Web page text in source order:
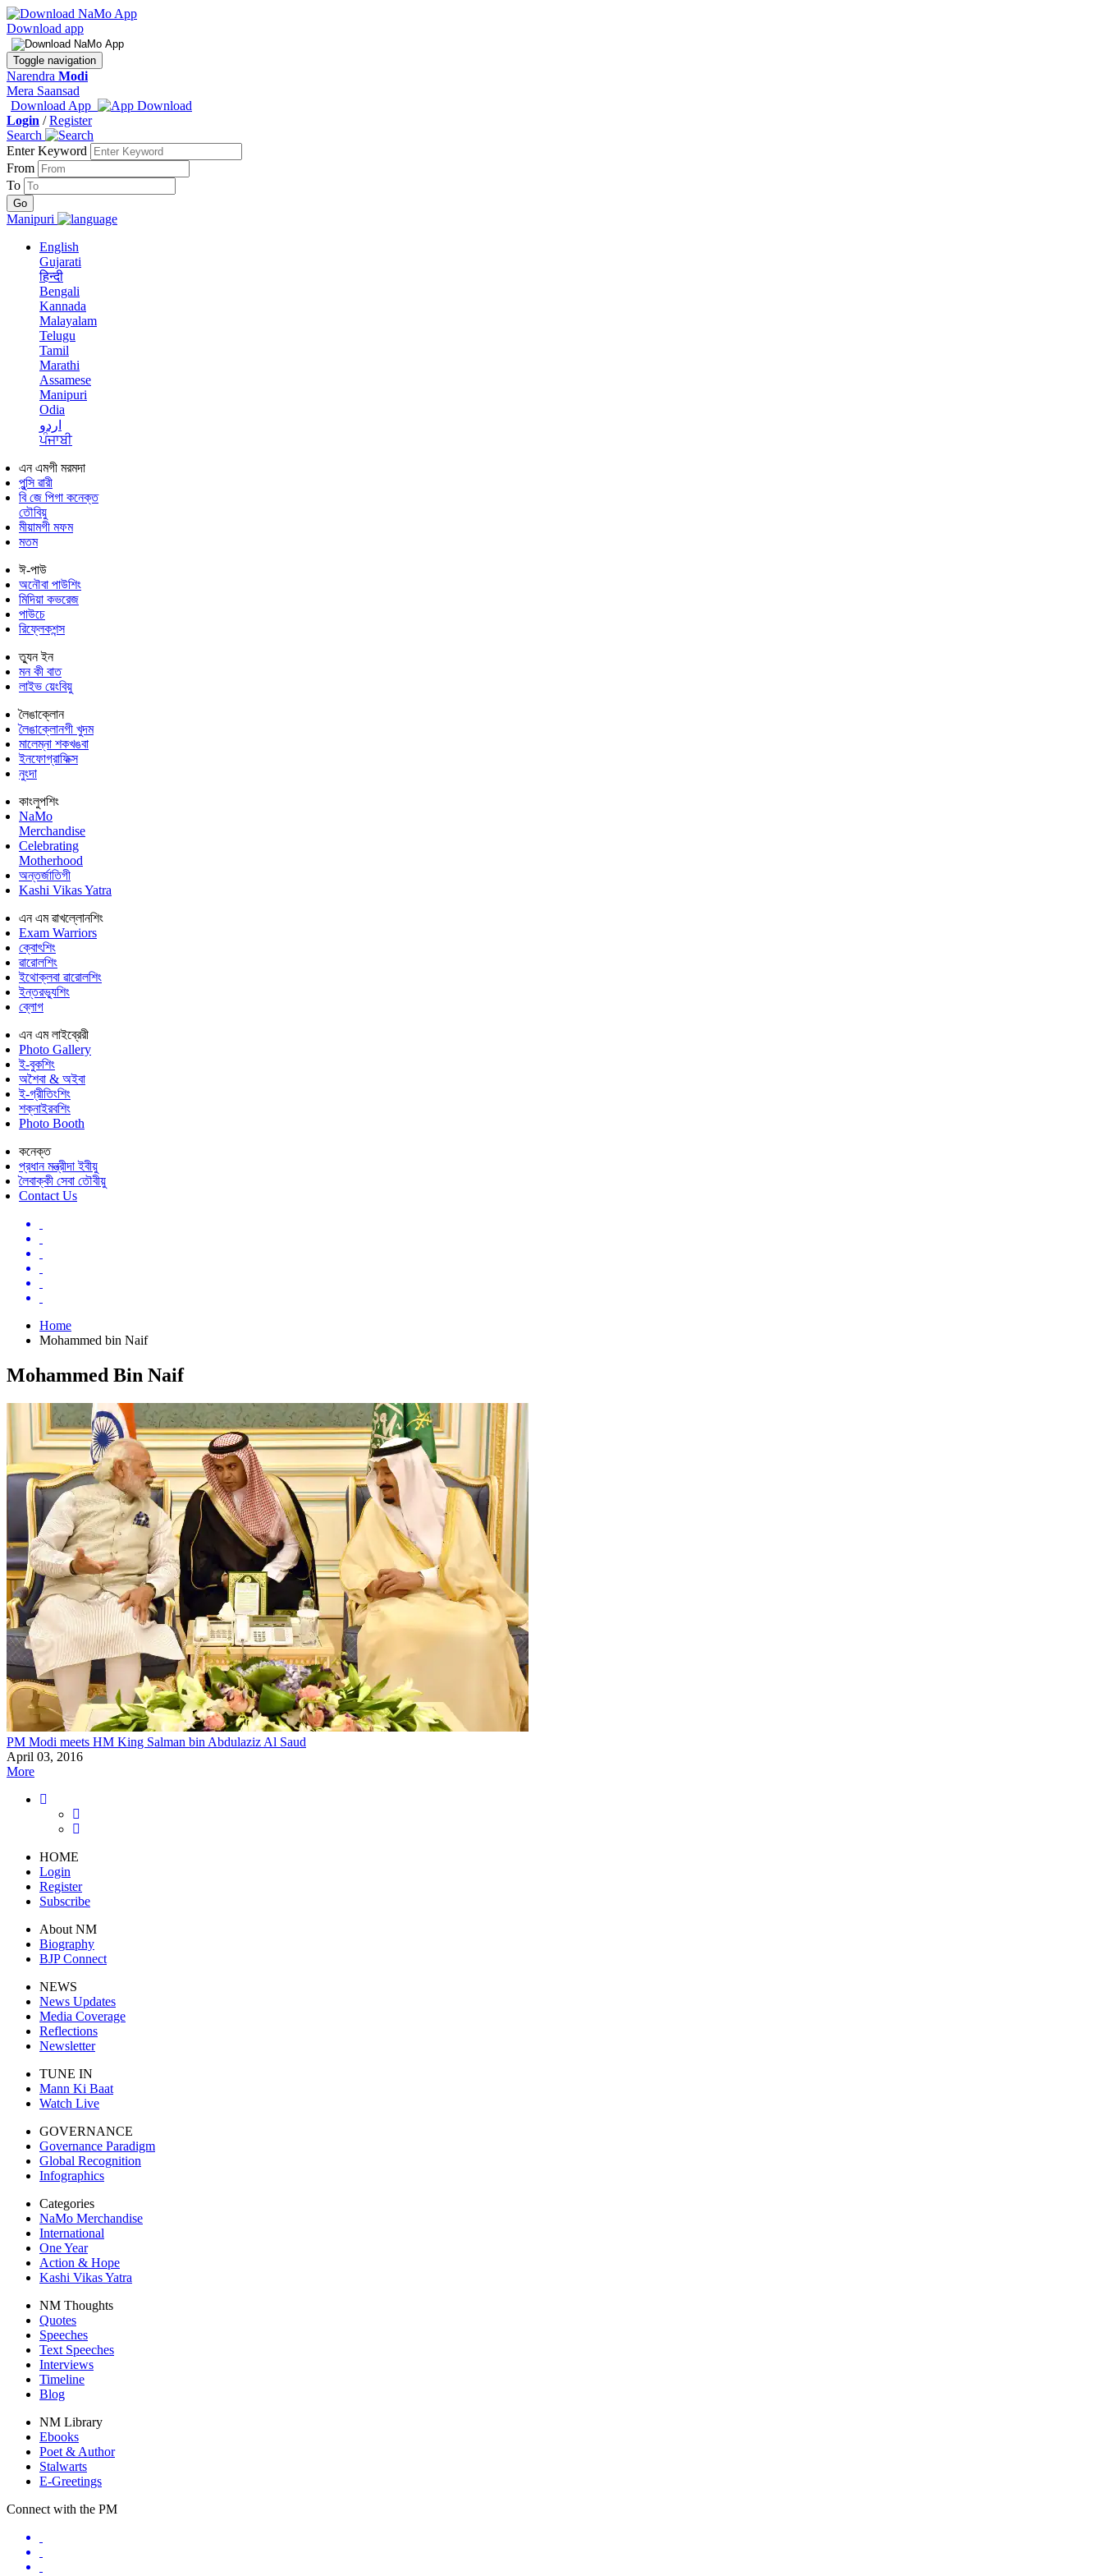
Download app
Toggle navigation
Narendra Modi
Mera Saansad
Download App
Login /Register
Search
Enter Keyword
From
To
Manipuri
English
Gujarati
हिन्दी
Bengali
Kannada
Malayalam
Telugu
Tamil
Marathi
Assamese
Manipuri
Odia
اردو
ਪੰਜਾਬੀ
এন এমগী মরমদা
পুন্সি ৱারী
বি জে পিগা কনেক্ত
তৌবিয়ু
মীয়ামগী মফম
মতম
ঈ-পাউ
অনৌবা পাউশিং
মিদিয়া কভরেজ
পাউচে
রিফ্লেকশন্স
ত্যুন ইন
মন কী বাত
লাইভ য়েংবিয়ু
লৈঙাক্লোন
লৈঙাক্লোনগী খুদম
মালেম্না শকখঙবা
ইনফোগ্রাফিক্স
নুংদা
কাংলুপশিং
NaMo
Merchandise
Celebrating
Motherhood
অন্তর্জাতিগী
Kashi Vikas Yatra
এন এম ৱাখল্লোনশিং
Exam Warriors
ক্বোৎশিং
ৱারোলশিং
ইথোক্লবা ৱারোলশিং
ইন্তরভ্যুশিং
ব্লোগ
এন এম লাইব্রেরী
Photo Gallery
ই-বুকশিং
অশৈবা & অইবা
ই-গ্রীতিংশিং
শক্নাইরবশিং
Photo Booth
কনেক্ত
প্রধান মন্ত্রীদা ইবীয়ু
লৈবাক্কী সেবা তৌবীয়ু
Contact Us
Home
Mohammed bin Naif
Mohammed Bin Naif
PM Modi meets HM King Salman bin Abdulaziz Al Saud
April 03, 2016
More
HOME
Login
Register
Subscribe
About NM
Biography
BJP Connect
NEWS
News Updates
Media Coverage
Reflections
Newsletter
TUNE IN
Mann Ki Baat
Watch Live
GOVERNANCE
Governance Paradigm
Global Recognition
Infographics
Categories
NaMo Merchandise
International
One Year
Action & Hope
Kashi Vikas Yatra
NM Thoughts
Quotes
Speeches
Text Speeches
Interviews
Timeline
Blog
NM Library
Ebooks
Poet & Author
Stalwarts
E-Greetings
Connect with the PM